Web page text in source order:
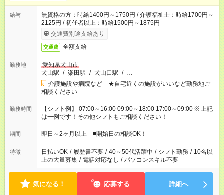
給与
無資格の方：時給1400円～1750円 / 介護福祉士：時給1700円～
2125円 / 初任者以上：時給1500円～1875円
交通費別途支給あり
交通費 全額支給
勤務地
愛知県犬山市
犬山駅 / 楽田駅 / 犬山口駅 / …
介護施設や病院など ★自宅近くの施設がいいなど勤務地ご
相談ください
勤務時間
【シフト例】 07:00～16:00 09:00～18:00 17:00～09:00 ※ 上記
は一例です！その他シフトもご相談ください！
期間 即日～2ヶ月以上 ■開始日の相談OK！
特徴 日払いOK / 履歴書不要 / 40～50代活躍中 / シフト勤務 / 10名以
上の大量募集 / 電話対応なし / パソコンスキル不要
気になる！ 応募する 詳細へ